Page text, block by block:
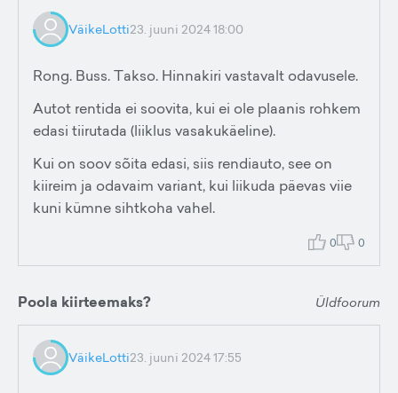
VäikeLotti23. juuni 2024 18:00
Rong. Buss. Takso. Hinnakiri vastavalt odavusele.
Autot rentida ei soovita, kui ei ole plaanis rohkem
edasi tiirutada (liiklus vasakukäeline).
Kui on soov sõita edasi, siis rendiauto, see on
kiireim ja odavaim variant, kui liikuda päevas viie
kuni kümne sihtkoha vahel.
0 0
Poola kiirteemaks? Üldfoorum
VäikeLotti23. juuni 2024 17:55